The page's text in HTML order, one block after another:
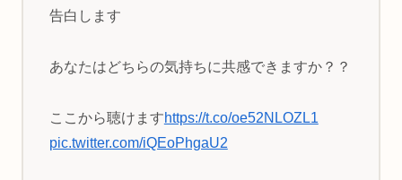
告白します
あなたはどちらの気持ちに共感できますか？？
ここから聴けますhttps://t.co/oe52NLOZL1
pic.twitter.com/iQEoPhgaU2